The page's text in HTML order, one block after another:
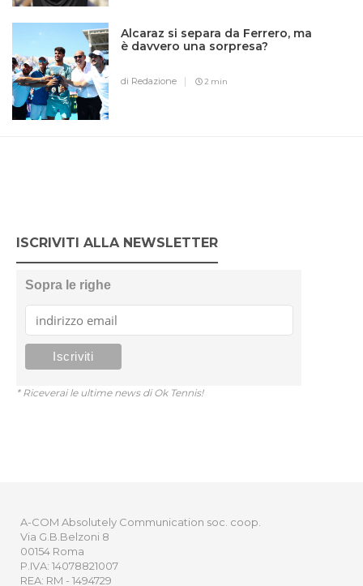
Alcaraz si separa da Ferrero, ma
è davvero una sorpresa?
di Redazione 2 min
ISCRIVITI ALLA NEWSLETTER
Sopra le righe
* Riceverai le ultime news di Ok Tennis!
A-COM Absolutely Communication soc. coop.
Via G.B.Belzoni 8
00154 Roma
P.IVA: 14078821007
REA: RM - 1494729